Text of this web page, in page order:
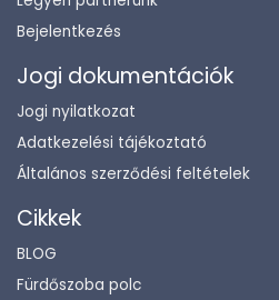
Bejelentkezés
Jogi dokumentációk
Jogi nyilatkozat
Adatkezelési tájékoztató
Általános szerződési feltételek
Cikkek
BLOG
Fürdőszoba polc